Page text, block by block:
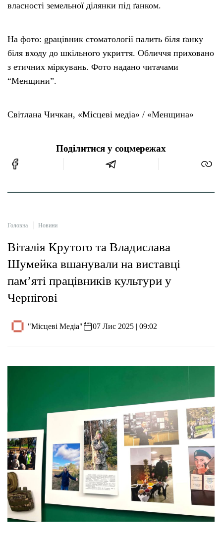
власності земельної ділянки під ґанком.
На фото: gрацівник стоматології палить біля ґанку
біля входу до шкільного укриття. Обличчя приховано
з етичних міркувань. Фото надано читачами
“Менщини”.
Світлана Чичкан, «Місцеві медіа» / «Менщина»
Поділитися у соцмережах
Головна Новини
Віталія Крутого та Владислава
Шумейка вшанували на виставці
пам’яті працівників культури у
Чернігові
"Місцеві Медіа" 07 Лис 2025 | 09:02